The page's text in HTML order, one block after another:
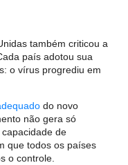
também criticou a
país adotou sua
o vírus progrediu em
do novo
não gera só
de
que todos os países
o controle.